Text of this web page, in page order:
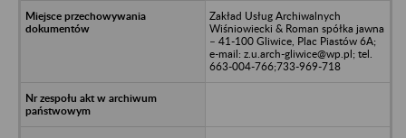
Zakład Usług Archiwalnych
Wiśniowiecki & Roman spółka jawna
– 41-100 Gliwice, Plac Piastów 6A;
e-mail: z.u.arch-gliwice@wp.pl; tel.
663-004-766;733-969-718